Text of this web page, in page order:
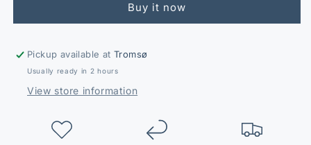
100/
170
CX50-
100/
170
Buy it now
Pickup available atTromsø
Usually ready in 2 hours
View store information